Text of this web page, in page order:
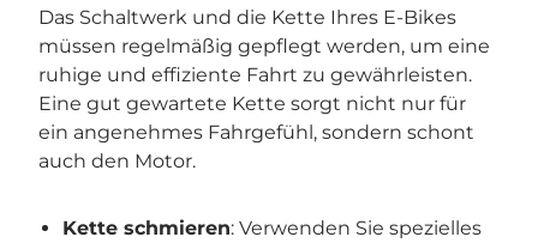
Das Schaltwerk und die Kette Ihres E-Bikes
müssen regelmäßig gepflegt werden, um eine
ruhige und effiziente Fahrt zu gewährleisten.
Eine gut gewartete Kette sorgt nicht nur für
ein angenehmes Fahrgefühl, sondern schont
auch den Motor.
Kette schmieren: Verwenden Sie spezielles